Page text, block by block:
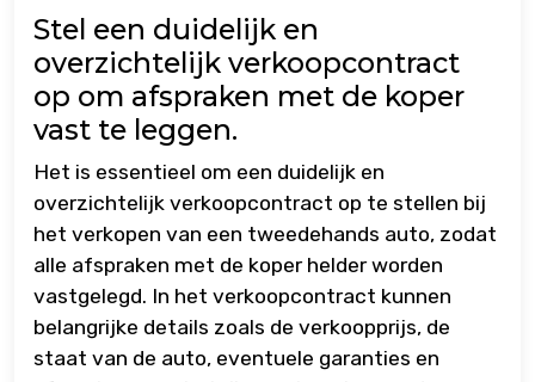
Stel een duidelijk en
overzichtelijk verkoopcontract
op om afspraken met de koper
vast te leggen.
Het is essentieel om een duidelijk en
overzichtelijk verkoopcontract op te stellen bij
het verkopen van een tweedehands auto, zodat
alle afspraken met de koper helder worden
vastgelegd. In het verkoopcontract kunnen
belangrijke details zoals de verkoopprijs, de
staat van de auto, eventuele garanties en